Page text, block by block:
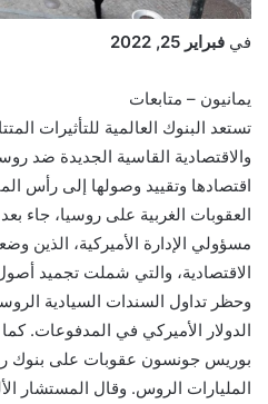
في فبراير 25, 2022
يمانيون – متابعات
تستعد البنوك العالمية للتأثيرات
والاقتصادية القاسية الجديدة ضد
اقتصادها وتقييد وصولها إلى رأس
العقوبات الغربية على روسيا، جاء
مسؤولي الإدارة الأميركية، الذين
الاقتصادية، والتي شملت تجميد
وحظر تداول السندات السيادية
الدولار الأميركي في المدفوعات.
بوريس جونسون عقوبات على بنوك
المليارات الروس. وقال المستشار